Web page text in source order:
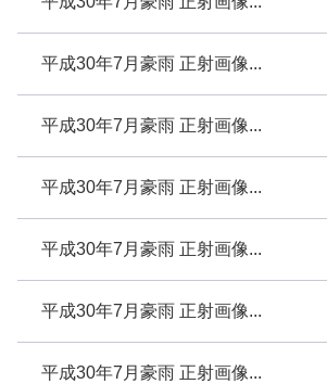
平成30年7月豪雨 正射画像...
平成30年7月豪雨 正射画像...
平成30年7月豪雨 正射画像...
平成30年7月豪雨 正射画像...
平成30年7月豪雨 正射画像...
平成30年7月豪雨 正射画像...